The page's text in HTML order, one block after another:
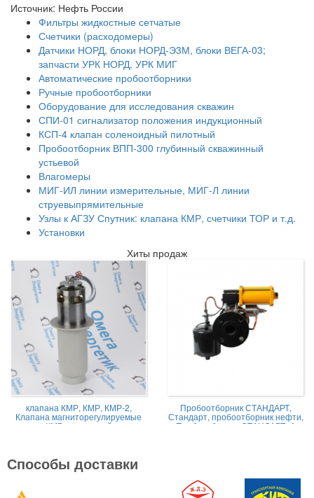
Источник: Нефть России
Фильтры жидкостные сетчатые
Счетчики (расходомеры)
Датчики НОРД, блоки НОРД-Э3М, блоки ВЕГА-03;
запчасти УРК НОРД, УРК МИГ
Автоматические пробоотборники
Ручные пробоотборники
Оборудование для исследования скважин
СПИ-01 сигнализатор положения индукционный
КСП-4 клапан соленоидный пилотный
Пробоотборник ВПП-300 глубинный скважинный
устьевой
Влагомеры
МИГ-ИЛ линии измерительные, МИГ-Л линии
струевыпрямительные
Узлы к АГЗУ Спутник: клапана КМР, счетчики ТОР и т.д.
Установки
Хиты продаж
клапана КМР, КМР, КМР-2,
Клапана магниторегулируемые
КМР жидкостной
Пробоотборник СТАНДАРТ,
Стандарт, пробоотборник нефти,
Пробоотборник СТАНДАРТ -А
Способы доставки